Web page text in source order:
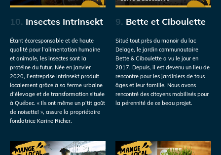
10. Insectes Intrinsekt
Étant écoresponsable et de haute
qualité pour l’alimentation humaine
et animale, les insectes sont la
protéine du futur. Née en janvier
2020, l’entreprise Intrinsekt produit
localement grâce à sa ferme urbaine
d’élevage et de transformation située
à Québec. « Ils ont même un p’tit goût
de noisette! », assure la propriétaire
fondatrice Karine Richer.
9. Bette et Ciboulette
Situé tout près du manoir du lac
Delage, le jardin communautaire
Bette & Ciboulette a vu le jour en
2017. Depuis, il est devenu un lieu de
rencontre pour les jardiniers de tous
âges et leur famille. Nous avons
rencontré des citoyens mobilisés pour
la pérennité de ce beau projet.